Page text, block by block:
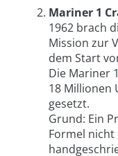
Mariner 1
1962 brach
Mission zur
dem Start
Die Mariner
18 Millionen
gesetzt.
Grund: Ein
Formel